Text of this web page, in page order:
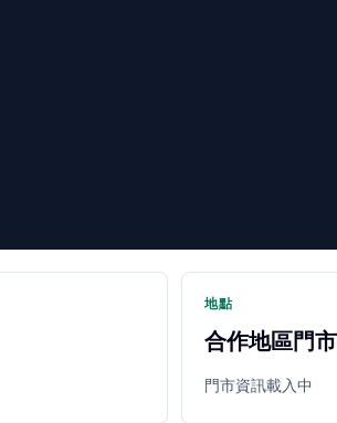
地點
合作地區門市
門市資訊載入中